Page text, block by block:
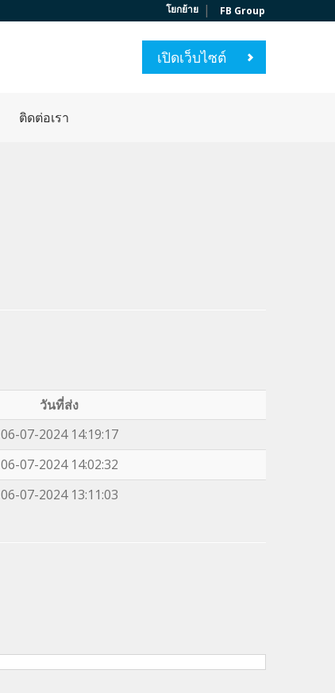
โยกย้าย | FB Group
เปิดเว็บไซต์
ติดต่อเรา
วันที่ส่ง
06-07-2024 14:19:17
06-07-2024 14:02:32
06-07-2024 13:11:03